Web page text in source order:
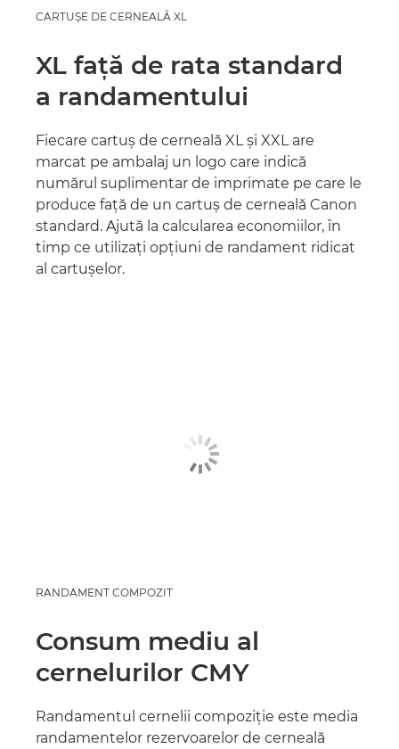
CARTUŞE DE CERNEALĂ XL
XL faţă de rata standard
a randamentului
Fiecare cartuş de cerneală XL şi XXL are
marcat pe ambalaj un logo care indică
numărul suplimentar de imprimate pe care le
produce faţă de un cartuş de cerneală Canon
standard. Ajută la calcularea economiilor, în
timp ce utilizaţi opţiuni de randament ridicat
al cartuşelor.
RANDAMENT COMPOZIT
Consum mediu al
cernelurilor CMY
Randamentul cernelii compoziţie este media
randamentelor rezervoarelor de cerneală